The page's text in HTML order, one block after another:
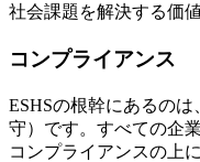
社会課題を解決する価
コンプライアンス
ESHSの根幹にあるの
守）です。すべての企
コンプライアンスの上